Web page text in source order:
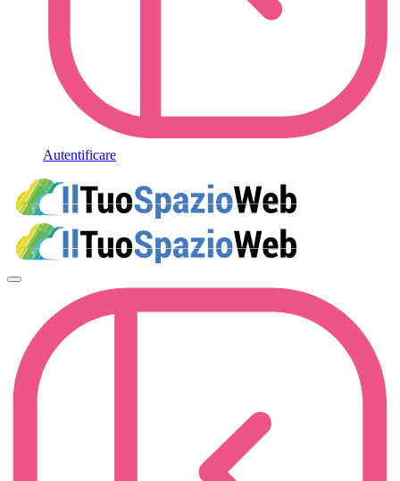
Autentificare